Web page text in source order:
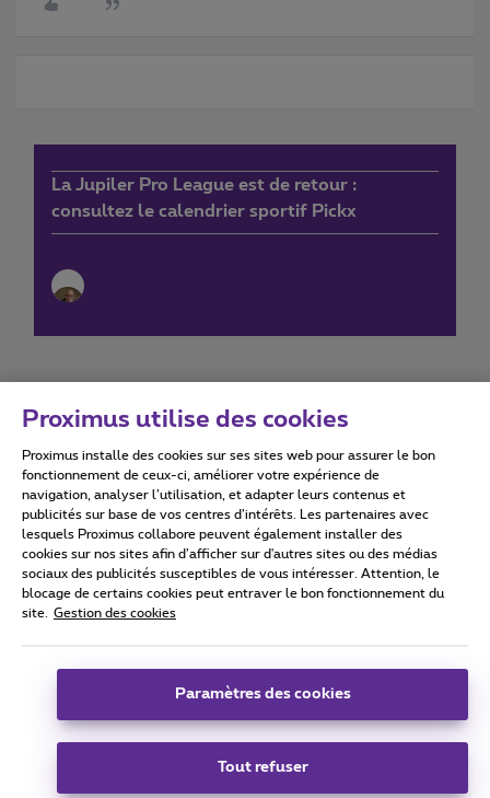
La Jupiler Pro League est de retour :
consultez le calendrier sportif Pickx
Conditions d'utilisation Accessibility statement
Tous droits réservés. © 2026 Proximus
Conditions générales, info consommateur
Coordonnées de l’entreprise
Boulevard du Roi Albert II 27 - B-1030 Bruxelles.
Proximus utilise des cookies
Proximus installe des cookies sur ses sites web pour assurer le bon
fonctionnement de ceux-ci, améliorer votre expérience de
navigation, analyser l’utilisation, et adapter leurs contenus et
publicités sur base de vos centres d’intérêts. Les partenaires avec
lesquels Proximus collabore peuvent également installer des
cookies sur nos sites afin d’afficher sur d'autres sites ou des médias
sociaux des publicités susceptibles de vous intéresser. Attention, le
blocage de certains cookies peut entraver le bon fonctionnement du
site.
Gestion des cookies
Paramètres des cookies
Tout refuser